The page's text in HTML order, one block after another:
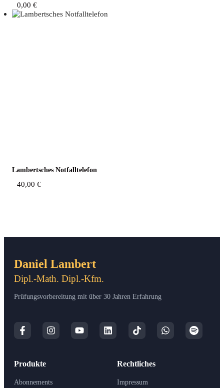
0,00 €
Lam­bert­sches Notfalltelefon
40,00 €
Daniel Lambert
Dipl.-Math. Dipl.-Kfm.
Prüfungsvorbereitung mit über 30 Jahren Erfahrung
Produkte
Abonnements
Rechtliches
Impressum